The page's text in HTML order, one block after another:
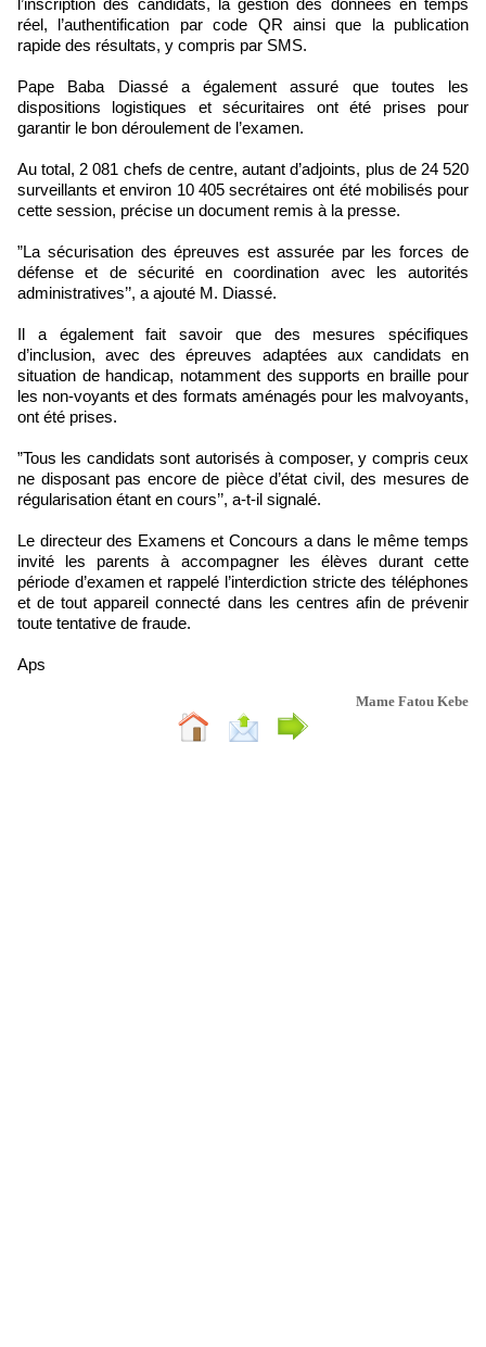
l’inscription des candidats, la gestion des données en temps
réel, l’authentification par code QR ainsi que la publication
rapide des résultats, y compris par SMS.
Pape Baba Diassé a également assuré que toutes les
dispositions logistiques et sécuritaires ont été prises pour
garantir le bon déroulement de l’examen.
Au total, 2 081 chefs de centre, autant d’adjoints, plus de 24 520
surveillants et environ 10 405 secrétaires ont été mobilisés pour
cette session, précise un document remis à la presse.
”La sécurisation des épreuves est assurée par les forces de
défense et de sécurité en coordination avec les autorités
administratives’’, a ajouté M. Diassé.
Il a également fait savoir que des mesures spécifiques
d’inclusion, avec des épreuves adaptées aux candidats en
situation de handicap, notamment des supports en braille pour
les non-voyants et des formats aménagés pour les malvoyants,
ont été prises.
”Tous les candidats sont autorisés à composer, y compris ceux
ne disposant pas encore de pièce d’état civil, des mesures de
régularisation étant en cours’’, a-t-il signalé.
Le directeur des Examens et Concours a dans le même temps
invité les parents à accompagner les élèves durant cette
période d’examen et rappelé l’interdiction stricte des téléphones
et de tout appareil connecté dans les centres afin de prévenir
toute tentative de fraude.
Aps
Mame Fatou Kebe